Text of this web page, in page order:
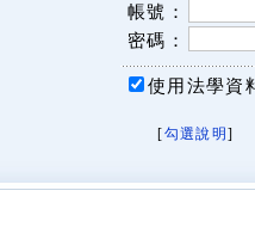
帳號：
密碼：
使用法學資
[勾選說明 ]